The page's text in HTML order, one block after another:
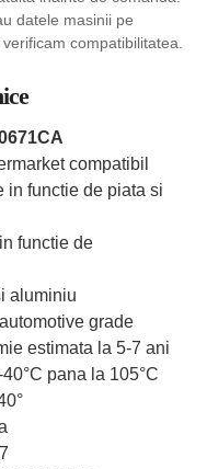
datele masinii pe
compatibilitatea.
compatibil
in functie de piata si
functie de
aluminiu
grade
estimata la 5-7 ani
pana la 105°C